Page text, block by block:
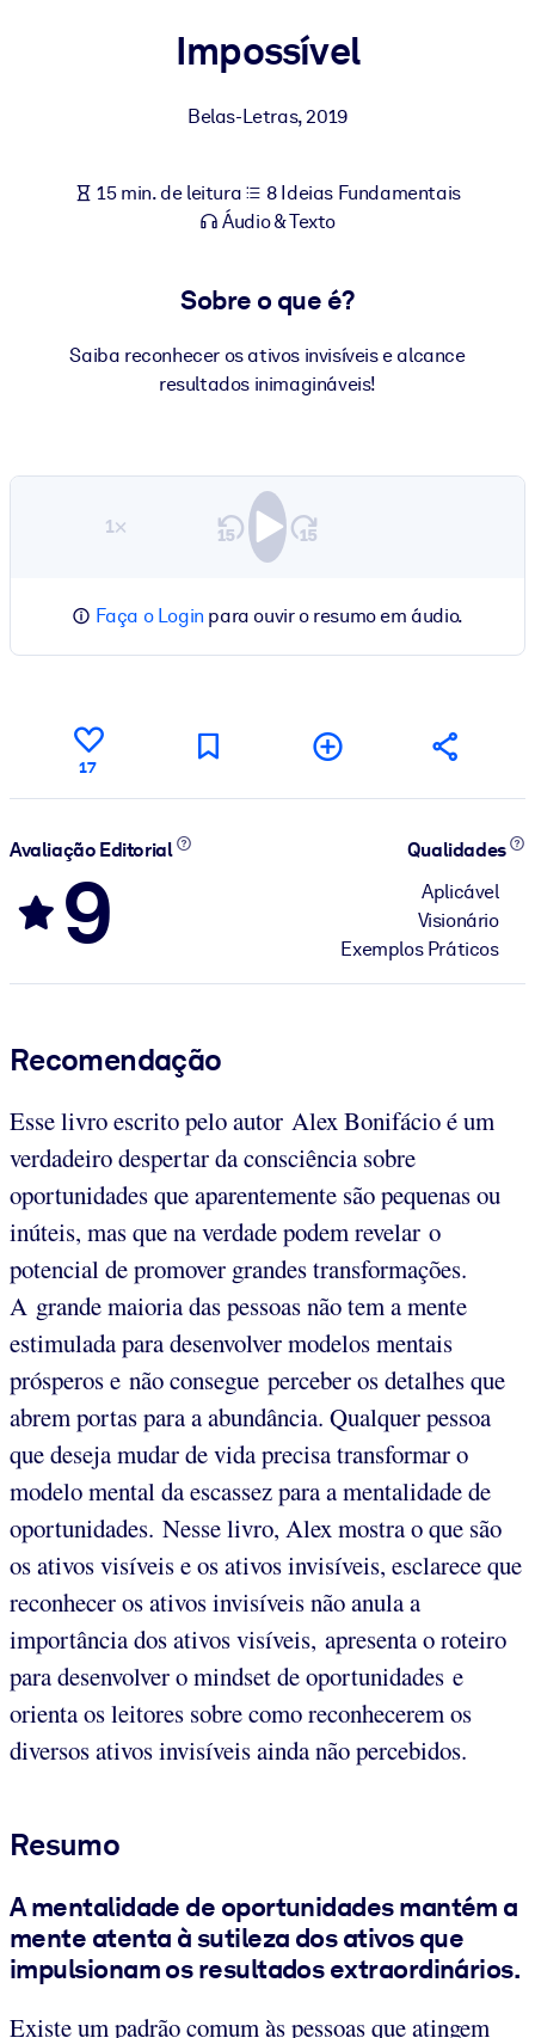
Para bibliotecas corporativas
negócios confiável e pronto para uso.
estruturado para melhorar os resultados.
Impossível
Belas-Letras,2019
15 min. de leitura
8 Ideias Fundamentais
Áudio & Texto
Sobre o que é?
Saiba reconhecer os ativos invisíveis e alcance
resultados inimagináveis!
1×
Faça o Login para ouvir o resumo em áudio.
17
Avaliação Editorial
9
Qualidades
Aplicável
Visionário
Exemplos Práticos
Recomendação
Esse livro escrito pelo autor Alex Bonifácio é um
verdadeiro despertar da consciência sobre
oportunidades que aparentemente são pequenas ou
inúteis, mas que na verdade podem revelar o
potencial de promover grandes transformações.
A grande maioria das pessoas não tem a mente
estimulada para desenvolver modelos mentais
prósperos e não consegue perceber os detalhes que
abrem portas para a abundância. Qualquer pessoa
que deseja mudar de vida precisa transformar o
modelo mental da escassez para a mentalidade de
oportunidades. Nesse livro, Alex mostra o que são
os ativos visíveis e os ativos invisíveis, esclarece que
reconhecer os ativos invisíveis não anula a
importância dos ativos visíveis, apresenta o roteiro
para desenvolver o mindset de oportunidades e
orienta os leitores sobre como reconhecerem os
diversos ativos invisíveis ainda não percebidos.
Resumo
A mentalidade de oportunidades mantém a
mente atenta à sutileza dos ativos que
impulsionam os resultados extraordinários.
Existe um padrão comum às pessoas que atingem